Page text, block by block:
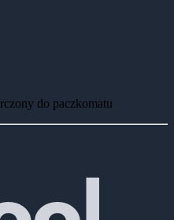
do paczkomatu